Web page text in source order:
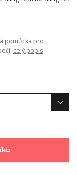
pomůcka pro
celý popis